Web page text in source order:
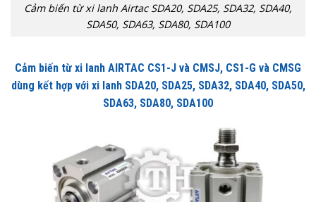
Cảm biến từ xi lanh Airtac SDA20, SDA25, SDA32, SDA40,
SDA50, SDA63, SDA80, SDA100
Cảm biến từ xi lanh AIRTAC CS1-J và CMSJ, CS1-G và CMSG
dùng kết hợp với xi lanh SDA20, SDA25, SDA32, SDA40, SDA50,
SDA63, SDA80, SDA100